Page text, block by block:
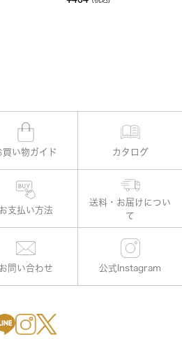
買い物ガイド カタログ
お支払い方法
お問い合わせ 公式Instagram